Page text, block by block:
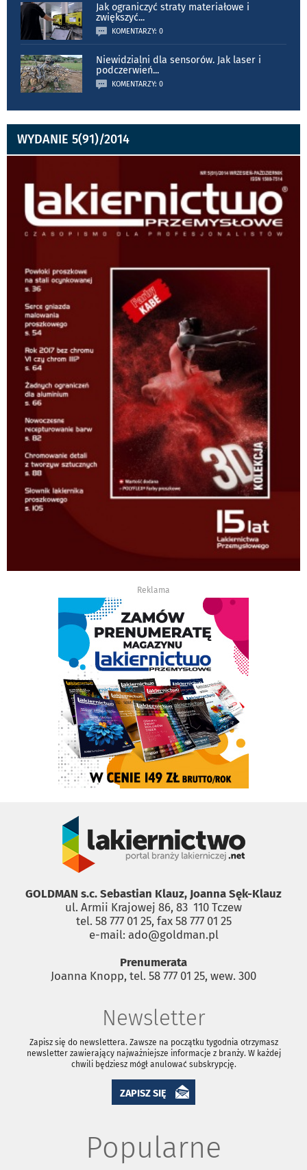
Jak ograniczyć straty materiałowe i
zwiększyć...
KOMENTARZY: 0
Niewidzialni dla sensorów. Jak laser i
podczerwień...
KOMENTARZY: 0
WYDANIE 5(91)/2014
Reklama
GOLDMAN s.c. Sebastian Klauz, Joanna Sęk-Klauz
ul. Armii Krajowej 86, 83 ­ 110 Tczew
tel. 58 777 01 25, fax 58 777 01 25
e-mail: ado@goldman.pl
Prenumerata
Joanna Knopp, tel. 58 777 01 25, wew. 300
Newsletter
Zapisz się do newslettera. Zawsze na początku tygodnia otrzymasz
newsletter zawierający najważniejsze informacje z branży. W każdej
chwili będziesz mógł anulować subskrypcję.
ZAPISZ SIĘ
Popularne